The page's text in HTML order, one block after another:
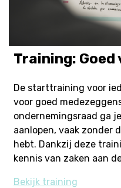
Training: Goed
De starttraining voor
voor goed
ondernemingsraad ga
aanlopen, vaak zonder
hebt. Dankzij deze
kennis van zaken aan
Bekijk training